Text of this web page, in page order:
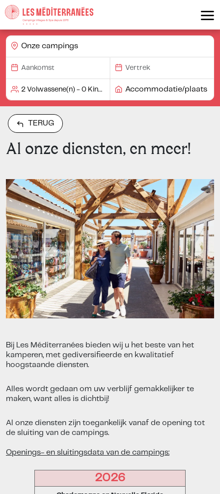
Onze campings
Accommodatie/plaats
TERUG
Al onze diensten, en meer!
Bij Les Méditerranées bieden wij u het beste van het
kamperen, met gediversifieerde en kwalitatief
hoogstaande diensten.
Alles wordt gedaan om uw verblijf gemakkelijker te
maken, want alles is dichtbij!
Al onze diensten zijn toegankelijk vanaf de opening tot
de sluiting van de campings.
Openings- en sluitingsdata van de campings:
2026